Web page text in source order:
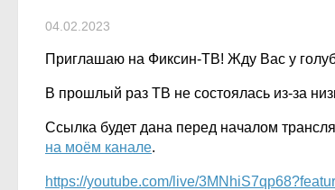
04.02.2023
Приглашаю на Фиксин-ТВ! Жду Вас у
В прошлый раз ТВ не состоялась из-за
Ссылка будет дана перед началом
на моём канале.
https://youtube.com/live/